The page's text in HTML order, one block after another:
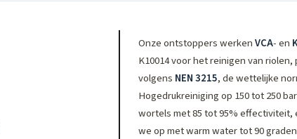
Onze ontstoppers werkenVCA- en
K10014 voor het reinigen van
volgens NEN 3215, de wettelijke
Hogedrukreiniging op 150 tot 250
wortels met 85 tot 95% effectiviteit,
we op met warm water tot 90